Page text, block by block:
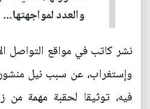
والعدد لمواجهتها...
نشر كاتب في مواقع التواصل
وإستغراب، عن سبب نيل
فيه، توثيقا لحقبة مهمة